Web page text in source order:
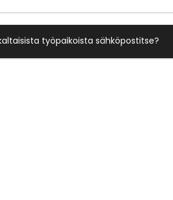
työpaikoista sähköpostitse?